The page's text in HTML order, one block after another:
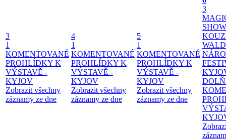
3
1
KOMENTOVANÉ
PROHLÍDKY K
VÝSTAVĚ -
KYJOV
Zobrazit všechny
záznamy ze dne
4
1
KOMENTOVANÉ
PROHLÍDKY K
VÝSTAVĚ -
KYJOV
Zobrazit všechny
záznamy ze dne
5
1
KOMENTOVANÉ
PROHLÍDKY K
VÝSTAVĚ -
KYJOV
Zobrazit všechny
záznamy ze dne
3